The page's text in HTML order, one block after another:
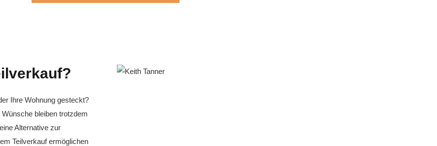
Ihre Wohnung gesteckt?
bleiben trotzdem
Alternative zur
Teilverkauf ermöglichen